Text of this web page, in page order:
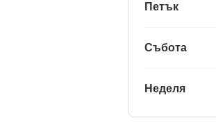
Петък
Събота
Неделя